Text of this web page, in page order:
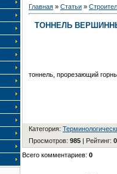
Главная » Статьи »
ТОННЕЛЬ
тоннель, прорезающий
Категория:
Просмотров: 985 | Рейтинг:
Всего комментариев: 0